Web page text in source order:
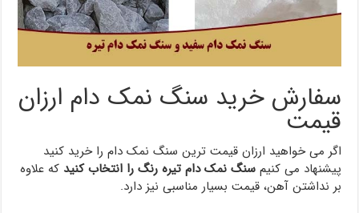
سفارش خرید سنگ نمک دام ارزان
قیمت
اگر می خواهید ارزان قیمت ترین سنگ نمک دام را خرید کنید
پیشنهاد می کنیمسنگ نمک دام تیره رنگ را انتخاب کنید که علاوه
بر نداشتن آهن، قیمت بسیار مناسبی نیز دارد.